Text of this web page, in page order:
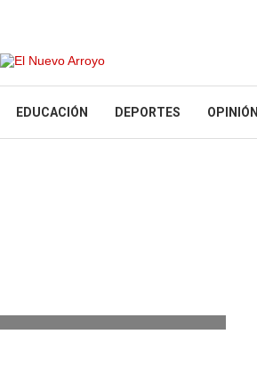
EDUCACIÓN DEPORTES OPINIÓN